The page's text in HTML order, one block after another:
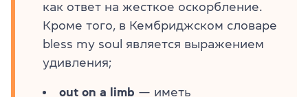
как ответ на жесткое оскорбление.
Кроме того, в Кембриджском словаре
bless my soul является выражением
удивления;
out on a limb — иметь